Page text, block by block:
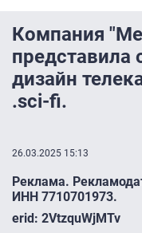
Компания
представила
дизайн
.sci-fi.
26.03.2025 15:13
Реклама.
ИНН 7710701973.
erid: 2VtzquWjMTv